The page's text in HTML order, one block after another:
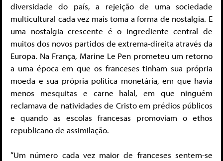
diversidade do país, a rejeição de uma sociedade
multicultural cada vez mais toma a forma de nostalgia. E
uma nostalgia crescente é o ingrediente central de
muitos dos novos partidos de extrema-direita através da
Europa. Na França, Marine Le Pen prometeu um retorno
a uma época em que os franceses tinham sua própria
moeda e sua própria política monetária, em que havia
menos mesquitas e carne halal, em que ninguém
reclamava de natividades de Cristo em prédios públicos
e quando as escolas francesas promoviam o ethos
republicano de assimilação.
“Um número cada vez maior de franceses sentem-se